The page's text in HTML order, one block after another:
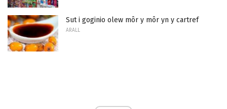
Sut i goginio olew môr y môr yn y cartref
ARALL